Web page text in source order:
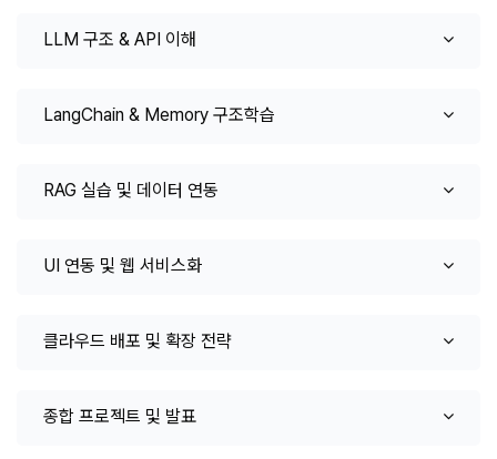
LLM 구조 & API 이해
LangChain & Memory 구조학습
RAG 실습 및 데이터 연동
UI 연동 및 웹 서비스화
클라우드 배포 및 확장 전략
종합 프로젝트 및 발표